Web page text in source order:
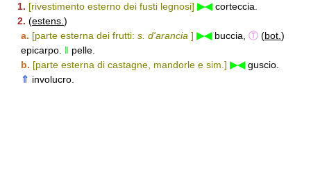
1. [rivestimento esterno dei fusti legnosi] ▶◀corteccia.
2. (estens. )
a. [parte esterna dei frutti: s. d'arancia ] ▶◀buccia, Ⓣ (bot. )
epicarpo. ‖ pelle.
b. [parte esterna di castagne, mandorle e sim.] ▶◀guscio.
⇑ involucro.